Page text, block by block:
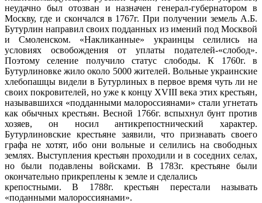
неудачно был отозван и назначен генерал-губернатором в
Москву, где и скончался в 1767г. При получении земель А.Б.
Бутурлин направил своих подданных из имений под Москвой
и Смоленском. «Накликанные» украинцы селились на
условиях освобождения от уплаты подателей-«слобод».
Поэтому селение получило статус слободы. К 1760г. в
Бутурлиновке жило около 5000 жителей. Вольные украинские
хлебопашцы видели в Бутурлиных в первое время чуть ли не
своих покровителей, но уже к концу XVIII века этих крестьян,
называвшихся «подданными малороссиянами» стали угнетать
как обычных крестьян. Весной 1766г. вспыхнул бунт против
хозяев, он носил антикрепостнический характер.
Бутурлиновские крестьяне заявили, что признавать своего
графа не хотят, ибо они вольные и селились на свободных
землях. Выступления крестьян проходили и в соседних селах,
но были подавлены войсками. В 1783г. крестьяне были
окончательно прикреплены к земле и сделались
крепостными. В 1788г. крестьян перестали называть
«поданными малороссиянами».